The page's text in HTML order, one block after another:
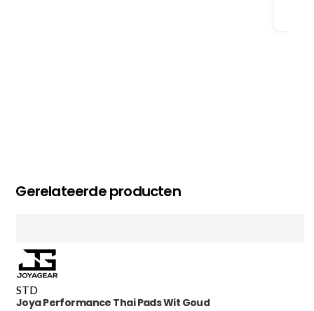
Gerelateerde producten
STD
Joya Performance Thai Pads Wit Goud